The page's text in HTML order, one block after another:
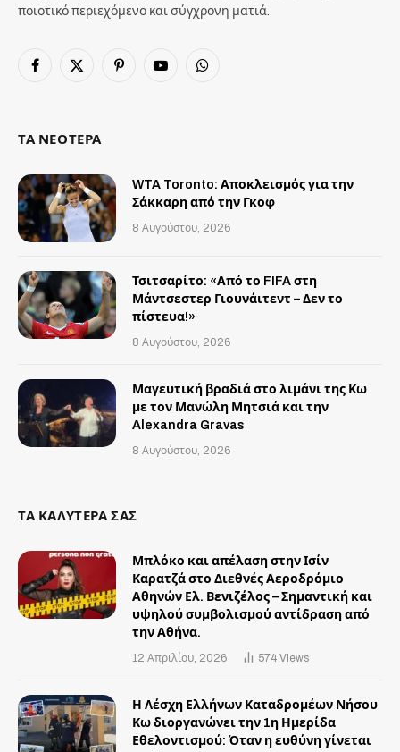
ποιοτικό περιεχόμενο και σύγχρονη ματιά.
Facebook
X
PinterestYouTubeWhatsApp
ΤΑ ΝΕΟΤΕΡΑ
WTA Toronto: Αποκλεισμός για την
Σάκκαρη από την Γκοφ
8 Αυγούστου, 2026
Τσιτσαρίτο: «Από το FIFA στη
Μάντσεστερ Γιουνάιτεντ – Δεν το
πίστευα!»
8 Αυγούστου, 2026
Μαγευτική βραδιά στο λιμάνι της Κω
με τον Μανώλη Μητσιά και την
Alexandra Gravas
8 Αυγούστου, 2026
ΤΑ ΚΑΛΥΤΕΡΑ ΣΑΣ
Μπλόκο και απέλαση στην Ισίν
Καρατζά στο Διεθνές Αεροδρόμιο
Αθηνών Ελ. Βενιζέλος – Σημαντική και
υψηλού συμβολισμού αντίδραση από
την Αθήνα.
12 Απριλίου, 2026 574 Views
Η Λέσχη Ελλήνων Καταδρομέων Νήσου
Κω διοργανώνει την 1η Ημερίδα
Εθελοντισμού: Όταν η ευθύνη γίνεται